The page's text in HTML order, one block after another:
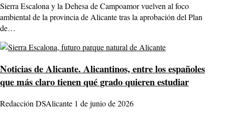
Sierra Escalona y la Dehesa de Campoamor vuelven al foco
ambiental de la provincia de Alicante tras la aprobación del Plan
de…
Noticias de Alicante. Alicantinos, entre los españoles
que más claro tienen qué grado quieren estudiar
Redacción DSAlicante 1 de junio de 2026